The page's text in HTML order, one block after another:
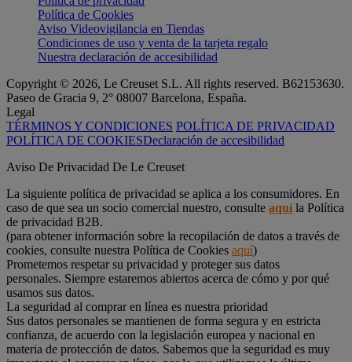
Política de Cookies
Aviso Videovigilancia en Tiendas
Condiciones de uso y venta de la tarjeta regalo
Nuestra declaración de accesibilidad
Copyright © 2026, Le Creuset S.L. All rights reserved. B62153630.
Paseo de Gracia 9, 2° 08007 Barcelona, España.
Legal
TÉRMINOS Y CONDICIONES POLÍTICA DE PRIVACIDAD
POLÍTICA DE COOKIESDeclaración de accesibilidad
Aviso De Privacidad De Le Creuset
La siguiente política de privacidad se aplica a los consumidores. En
caso de que sea un socio comercial nuestro, consulte aquíla Política
de privacidad B2B.
(para obtener información sobre la recopilación de datos a través de
cookies, consulte nuestra Política de Cookies aquí)
Prometemos respetar su privacidad y proteger sus datos
personales. Siempre estaremos abiertos acerca de cómo y por qué
usamos sus datos.
La seguridad al comprar en línea es nuestra prioridad
Sus datos personales se mantienen de forma segura y en estricta
confianza, de acuerdo con la legislación europea y nacional en
materia de protección de datos. Sabemos que la seguridad es muy